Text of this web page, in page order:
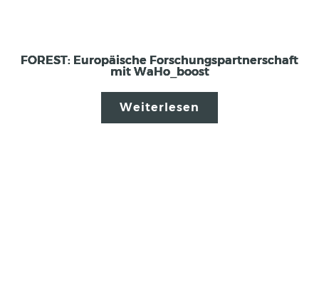
FOREST: Europäische Forschungspartnerschaft
mit WaHo_boost
Weiterlesen